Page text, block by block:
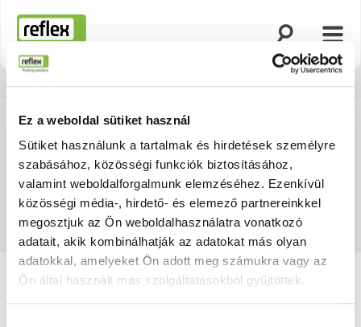
Ez a weboldal sütiket használ
Sütiket használunk a tartalmak és hirdetések személyre
szabásához, közösségi funkciók biztosításához,
valamint weboldalforgalmunk elemzéséhez. Ezenkívül
közösségi média-, hirdető- és elemező partnereinkkel
megosztjuk az Ön weboldalhasználatra vonatkozó
adatait, akik kombinálhatják az adatokat más olyan
adatokkal, amelyeket Ön adott meg számukra vagy az
Ön által használt más szolgáltatásokból gyűjtöttek.
Honlap
Keresés